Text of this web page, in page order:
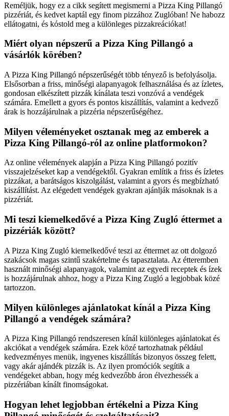
Reméljük, hogy ez a cikk segített megismerni a Pizza King Pillangó
pizzériát, és kedvet kaptál egy finom pizzához Zuglóban! Ne habozz
ellátogatni, és kóstold meg a különleges pizzakreációkat!
Miért olyan népszerű a Pizza King Pillangó a
vásárlók körében?
A Pizza King Pillangó népszerűségét több tényező is befolyásolja.
Elsősorban a friss, minőségi alapanyagok felhasználása és az ízletes,
gondosan elkészített pizzák kínálata teszi vonzóvá a vendégek
számára. Emellett a gyors és pontos kiszállítás, valamint a kedvező
árak is hozzájárulnak a pizzéria népszerűségéhez.
Milyen véleményeket osztanak meg az emberek a
Pizza King Pillangó-ról az online platformokon?
Az online vélemények alapján a Pizza King Pillangó pozitív
visszajelzéseket kap a vendégektől. Gyakran említik a friss és ízletes
pizzákat, a barátságos kiszolgálást, valamint a gyors és megbízható
kiszállítást. Az elégedett vendégek gyakran ajánlják másoknak is a
pizzériát.
Mi teszi kiemelkedővé a Pizza King Zugló éttermet a
pizzériák között?
A Pizza King Zugló kiemelkedővé teszi az éttermet az ott dolgozó
szakácsok magas szintű szakértelme és tapasztalata. Az étteremben
használt minőségi alapanyagok, valamint az egyedi receptek és ízek
is hozzájárulnak ahhoz, hogy a Pizza King Zugló a legjobbak közé
tartozzon.
Milyen különleges ajánlatokat kínál a Pizza King
Pillangó a vendégek számára?
A Pizza King Pillangó rendszeresen kínál különleges ajánlatokat és
akciókat a vendégek számára. Ezek közé tartozhatnak például
kedvezményes menük, ingyenes kiszállítás bizonyos összeg felett,
vagy akár ajándék pizzák is. Az ilyen promóciók segítik a
vendégeket abban, hogy még kedvezőbb áron élvezhessék a
pizzériában kínált finomságokat.
Hogyan lehet legjobban értékelni a Pizza King